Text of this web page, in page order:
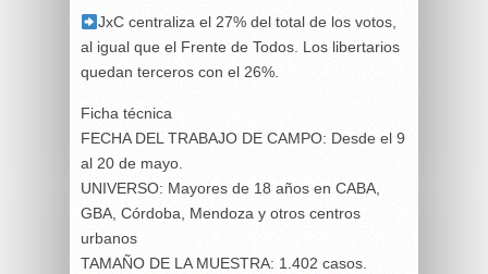
JxC centraliza el 27% del total de los votos,
al igual que el Frente de Todos. Los libertarios
quedan terceros con el 26%.
Ficha técnica
FECHA DEL TRABAJO DE CAMPO: Desde el 9
al 20 de mayo.
UNIVERSO: Mayores de 18 años en CABA,
GBA, Córdoba, Mendoza y otros centros
urbanos
TAMAÑO DE LA MUESTRA: 1.402 casos.